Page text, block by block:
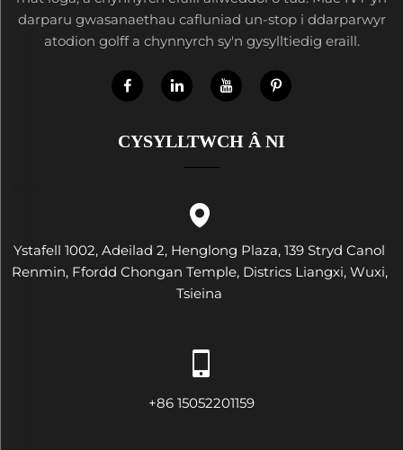
darparu gwasanaethau cafluniad un-stop i ddarparwyr
atodion golff a chynnyrch sy'n gysylltiedig eraill.
CYSYLLTWCH Â NI
Ystafell 1002, Adeilad 2, Henglong Plaza, 139 Stryd Canol
Renmin, Ffordd Chongan Temple, Districs Liangxi, Wuxi,
Tsieina
+86 15052201159